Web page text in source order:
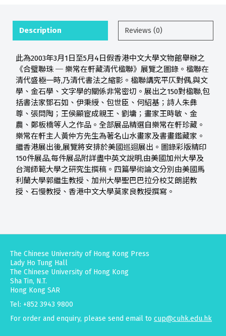
Description Reviews (0)
此為2003年3月1日至5月4日假香港中文大學文物館舉辦之
《合璧聯珠 ─ 樂常在軒藏清代楹聯》展覽之圖錄。楹聯在
清代盛極一時,乃清代書法之縮影。楹聯講究平仄對偶,與文
學、金石學、文字學的關係非常密切。展出之150對楹聯,包
括書法家鄧石如、伊秉綬、包世臣、何紹基；詩人朱彝
尊、張問陶；王侯顯宦成親王、劉墉；畫家王時敏、金
農、鄭板橋等人之作品。全部展品精選自樂常在軒珍藏。
樂常在軒主人黃仲方先生為著名山水畫家及書畫鑑藏家。
繼香港展出後,展覽將安排於美國巡迴展出。圖錄彩版精印
150件展品,每件展品附詳盡中英文說明,由美國加州大學及
台灣師範大學之研究生撰稿。四篇學術論文分別由美國馬
利蘭大學郭繼生教授、加州大學聖巴巴拉分校艾朗諾教
授、石慢教授、香港中文大學莫家良教授撰寫。
The Chinese University of Hong Kong Press
Lady Ho Tung Hall
The Chinese University of Hong Kong
Sha Tin, N.T.
Hong Kong SAR
Tel: +852 3943 9800
For order and enquiry, please send email to cup@cuhk.edu.hk